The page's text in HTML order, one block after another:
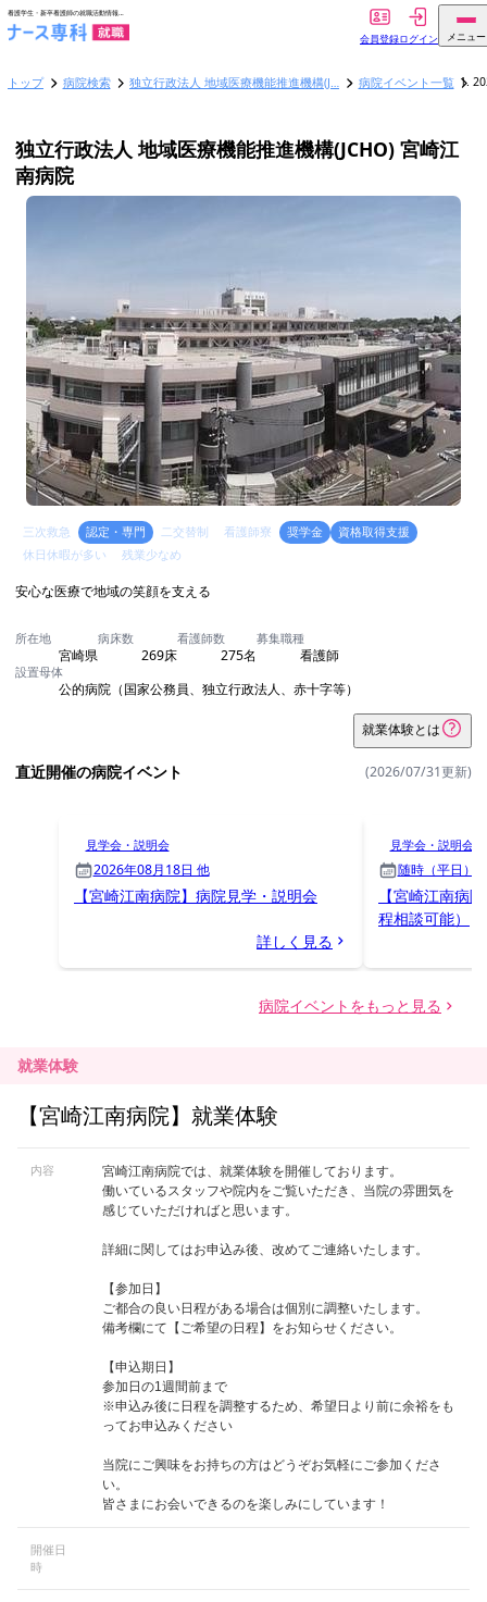
就業体験
【宮崎江南病院】就業体験
内容
宮崎江南病院では、就業体験を開催しております。
働いているスタッフや院内をご覧いただき、当院の雰囲気を
感じていただければと思います。
詳細に関してはお申込み後、改めてご連絡いたします。
【参加日】
ご都合の良い日程がある場合は個別に調整いたします。
備考欄にて【ご希望の日程】をお知らせください。
【申込期日】
参加日の1週間前まで
※申込み後に日程を調整するため、希望日より前に余裕をも
ってお申込みください
当院にご興味をお持ちの方はどうぞお気軽にご参加くださ
い。
皆さまにお会いできるのを楽しみにしています！
開催日
時